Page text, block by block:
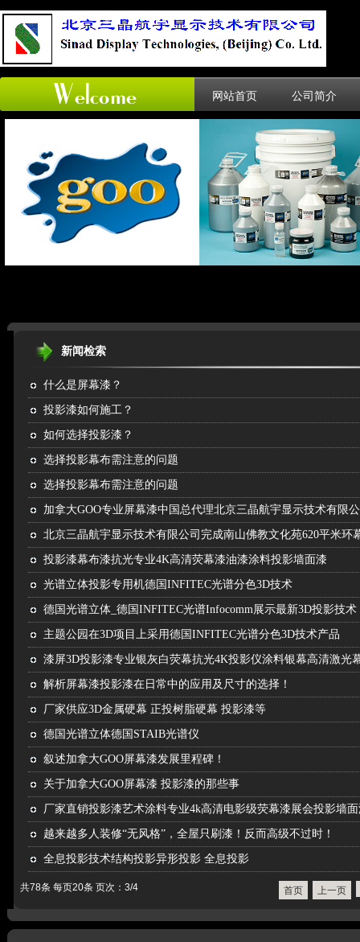
网站首页 公司简介
新闻检索
什么是屏幕漆？
投影漆如何施工？
如何选择投影漆？
选择投影幕布需注意的问题
选择投影幕布需注意的问题
加拿大GOO专业屏幕漆中国总代理北京三晶航宇显示技术有限
北京三晶航宇显示技术有限公司完成南山佛教文化苑620平米环
投影漆幕布漆抗光专业4K高清荧幕漆油漆涂料投影墙面漆
光谱立体投影专用机德国INFITEC光谱分色3D技术​
德国光谱立体_德国INFITEC光谱Infocomm展示最新3D投影技术
主题公园在3D项目上采用德国INFITEC光谱分色3D技术产品
漆屏3D投影漆专业银灰白荧幕抗光4K投影仪涂料银幕高清激光
解析屏幕漆投影漆在日常中的应用及尺寸的选择！
厂家供应3D金属硬幕 正投树脂硬幕 投影漆等
德国光谱立体德国STAIB光谱仪
叙述加拿大GOO屏幕漆发展里程碑！
关于加拿大GOO屏幕漆 投影漆的那些事
厂家直销投影漆艺术涂料专业4k高清电影级荧幕漆展会投影墙
越来越多人装修“无风格”，全屋只刷漆！反而高级不过时！
全息投影技术结构投影异形投影 全息投影
共78条 每页20条 页次：3/4 首页 上一页